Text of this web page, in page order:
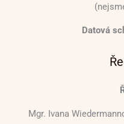
Datová
Mgr. Ivana